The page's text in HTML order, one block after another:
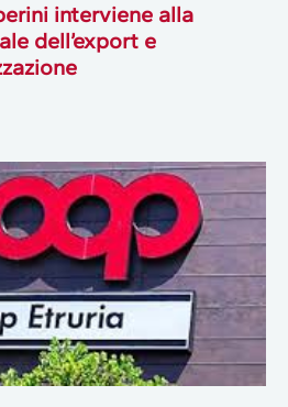
interviene alla
dell’export e